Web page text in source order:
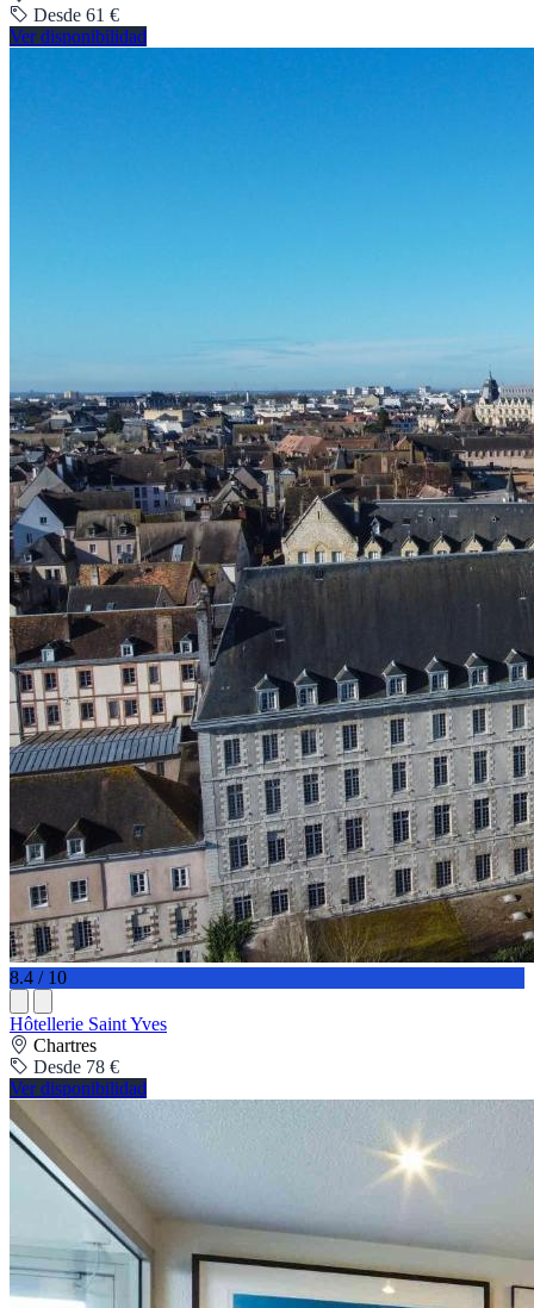
Desde 61 €
Ver disponibilidad
8.4 / 10
Hôtellerie Saint Yves
Chartres
Desde 78 €
Ver disponibilidad